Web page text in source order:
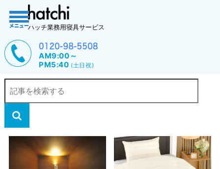
ハッチ業務用寝具サービス
AM9:00～
PM5:40 (土日祝)